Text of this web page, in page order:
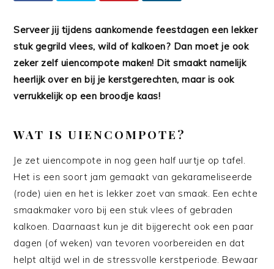
Serveer jij tijdens aankomende feestdagen een lekker
stuk gegrild vlees, wild of kalkoen? Dan moet je ook
zeker zelf uiencompote maken! Dit smaakt namelijk
heerlijk over en bij je kerstgerechten, maar is ook
verrukkelijk op een broodje kaas!
WAT IS UIENCOMPOTE?
Je zet uiencompote in nog geen half uurtje op tafel.
Het is een soort jam gemaakt van gekarameliseerde
(rode) uien en het is lekker zoet van smaak. Een echte
smaakmaker voro bij een stuk vlees of gebraden
kalkoen. Daarnaast kun je dit bijgerecht ook een paar
dagen (of weken) van tevoren voorbereiden en dat
helpt altijd wel in de stressvolle kerstperiode. Bewaar